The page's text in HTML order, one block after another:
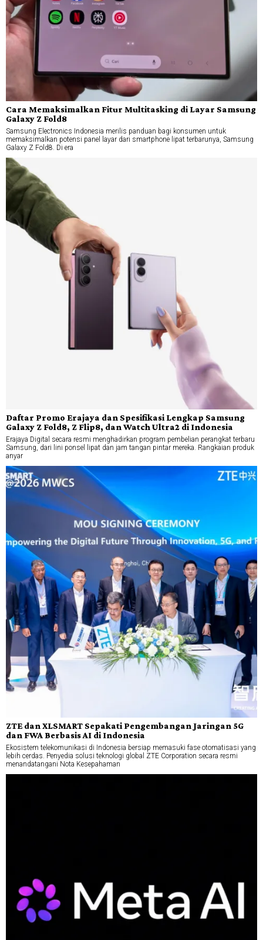
Cara Memaksimalkan Fitur Multitasking di Layar Samsung
Galaxy Z Fold8
Samsung Electronics Indonesia merilis panduan bagi konsumen untuk
memaksimalkan potensi panel layar dari smartphone lipat terbarunya, Samsung
Galaxy Z Fold8. Di era
Daftar Promo Erajaya dan Spesifikasi Lengkap Samsung
Galaxy Z Fold8, Z Flip8, dan Watch Ultra2 di Indonesia
Erajaya Digital secara resmi menghadirkan program pembelian perangkat terbaru
Samsung, dari lini ponsel lipat dan jam tangan pintar mereka. Rangkaian produk
anyar
ZTE dan XLSMART Sepakati Pengembangan Jaringan 5G
dan FWA Berbasis AI di Indonesia
Ekosistem telekomunikasi di Indonesia bersiap memasuki fase otomatisasi yang
lebih cerdas. Penyedia solusi teknologi global ZTE Corporation secara resmi
menandatangani Nota Kesepahaman